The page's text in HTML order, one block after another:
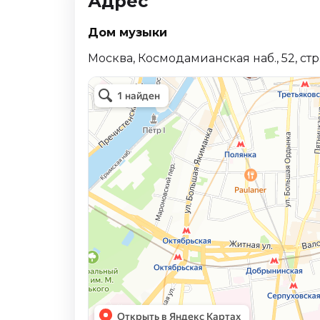
Дом музыки
Москва, Космодамианская наб., 52,